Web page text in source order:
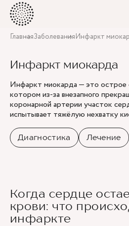
ГлавнаяЗаболеванияИнфаркт
Инфаркт миокарда
Инфаркт миокарда — это острое
котором из-за внезапного
коронарной артерии участок
испытывает тяжёлую нехватку
Диагностика Лечение
Когда сердце
крови: что
инфаркте